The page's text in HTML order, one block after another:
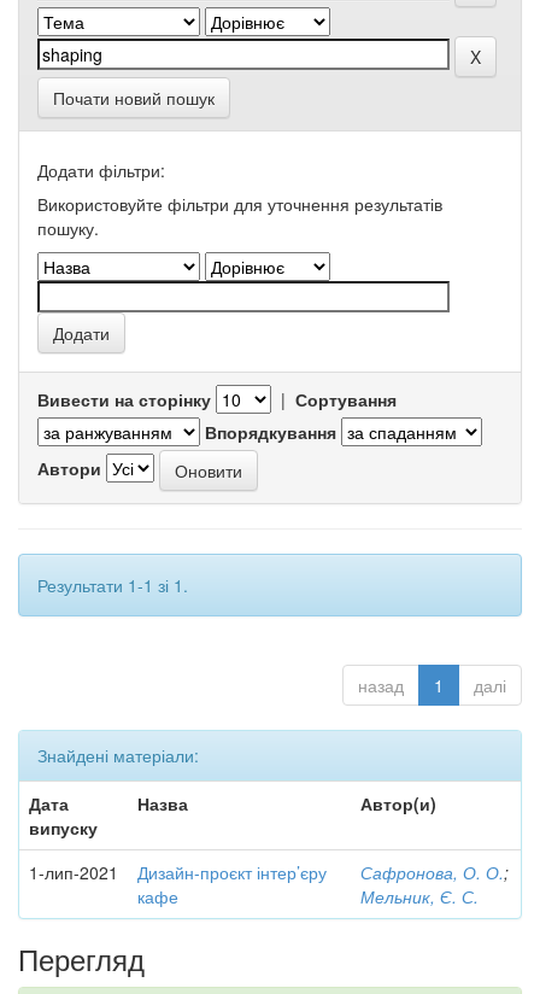
Почати новий пошук
Додати фільтри:
Використовуйте фільтри для уточнення результатів
пошуку.
Вивести на сторінку | Сортування
Впорядкування
Автори
Результати 1-1 зі 1.
назад 1 далі
Знайдені матеріали:
Дата
випуску
Назва Автор(и)
1-лип-2021
Дизайн-проєкт інтер’єру
кафе
Сафронова, О. О.;
Мельник, Є. С.
Перегляд